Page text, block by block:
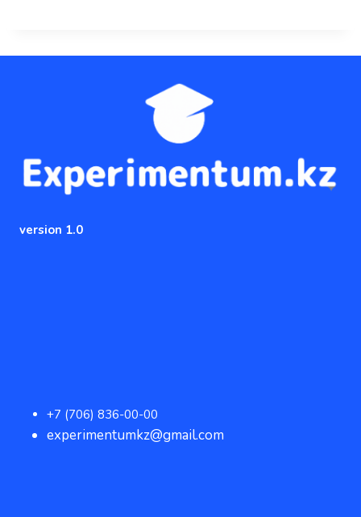
version 1.0
+7 (706) 836-00-00
experimentumkz@gmail.com